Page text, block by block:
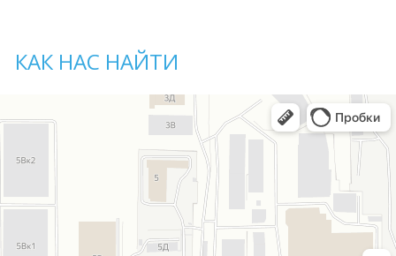
КАК НАС НАЙТИ